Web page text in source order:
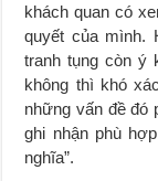
khách quan có
quyết của mình.
tranh tụng còn ý
không thì khó
những vấn đề đó
ghi nhận phù
nghĩa”.